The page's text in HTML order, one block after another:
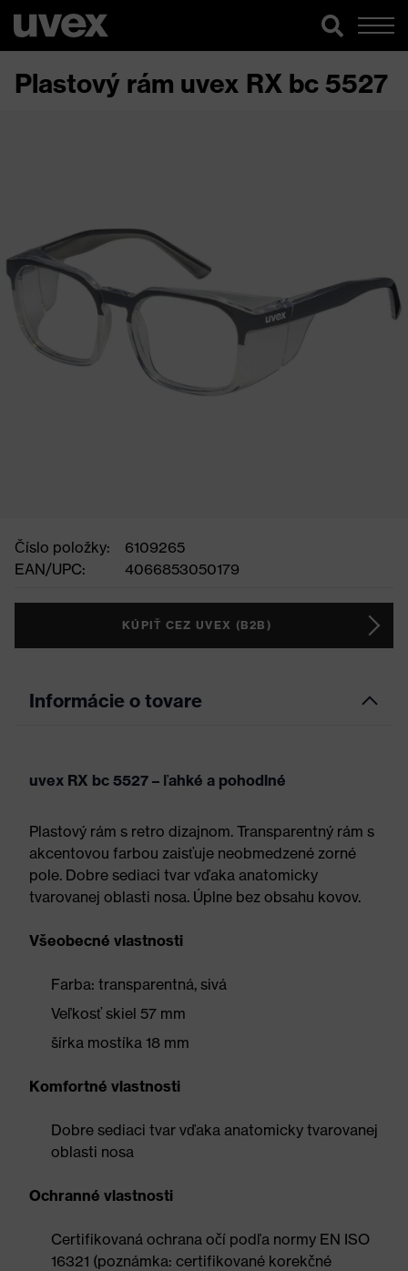
Plastový rám uvex RX bc 5527
Číslo položky:
6109265
EAN/UPC:
4066853050179
KÚPIŤ CEZ UVEX (B2B)
Informácie o tovare
uvex RX bc 5527 – ľahké a pohodlné
Plastový rám s retro dizajnom. Transparentný rám s
akcentovou farbou zaisťuje neobmedzené zorné
pole. Dobre sediaci tvar vďaka anatomicky
tvarovanej oblasti nosa. Úplne bez obsahu kovov.
Všeobecné vlastnosti
Farba: transparentná, sivá
Veľkosť skiel 57 mm
šírka mostíka 18 mm
Komfortné vlastnosti
Dobre sediaci tvar vďaka anatomicky tvarovanej
oblasti nosa
Ochranné vlastnosti
Certifikovaná ochrana očí podľa normy EN ISO
16321 (poznámka: certifikované korekčné